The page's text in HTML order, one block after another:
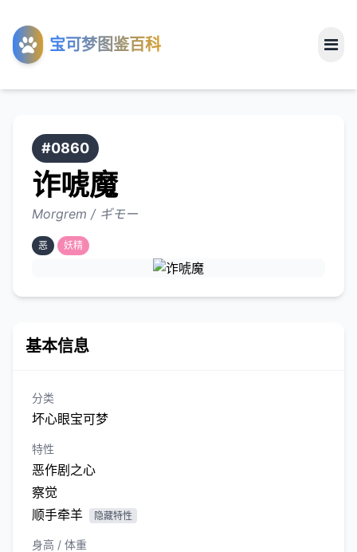
宝可梦图鉴百科
工具
关于
#0860
诈唬魔
Morgrem / ギモー
恶 妖精
基本信息
分类
坏心眼宝可梦
特性
恶作剧之心
察觉
顺手牵羊
隐藏特性
身高 / 体重